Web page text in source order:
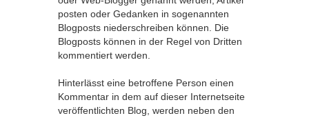
posten oder Gedanken in sogenannten
Blogposts niederschreiben können. Die
Blogposts können in der Regel von Dritten
kommentiert werden.
Hinterlässt eine betroffene Person einen
Kommentar in dem auf dieser Internetseite
veröffentlichten Blog, werden neben den